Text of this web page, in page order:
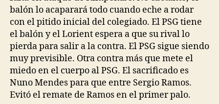
balón lo acaparará todo cuando eche a rodar
con el pitido inicial del colegiado. El PSG tiene
el balón y el Lorient espera a que su rival lo
pierda para salir a la contra. El PSG sigue siendo
muy previsible. Otra contra más que mete el
miedo en el cuerpo al PSG. El sacrificado es
Nuno Mendes para que entre Sergio Ramos.
Evitó el remate de Ramos en el primer palo.